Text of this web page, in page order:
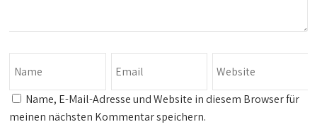
Name, E-Mail-Adresse und Website in diesem Browser für
meinen nächsten Kommentar speichern.